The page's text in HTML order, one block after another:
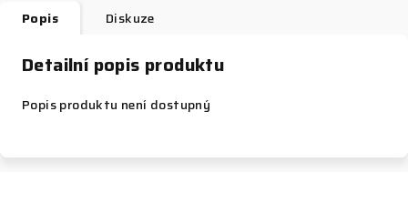
Popis Diskuze
Detailní popis produktu
Popis produktu není dostupný